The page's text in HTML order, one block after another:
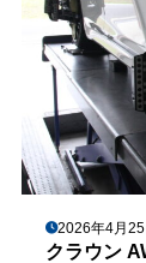
2026年4月25
クラウン